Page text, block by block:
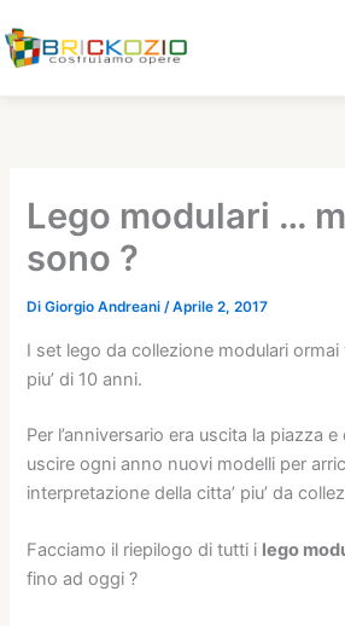
al
contenuto
Lego modulari …
sono ?
DiGiorgio Andreani/Aprile 2, 2017
I set lego da collezione modulari
piu’ di 10 anni.
Per l’anniversario era uscita la piazza
uscire ogni anno nuovi modelli per
interpretazione della citta’ piu’ da
Facciamo il riepilogo di tutti i lego
fino ad oggi ?